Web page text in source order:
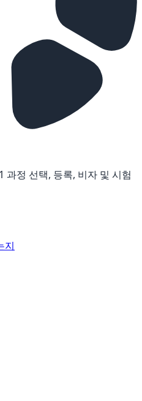
과정 선택, 등록, 비자 및 시험
지